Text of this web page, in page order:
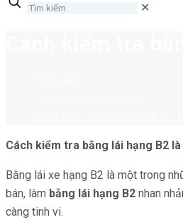
✕
Cách kiểm tra bằng lái hạng B2
Bằng lái xe hạng B2 là một trong
bán, làm bằng lái hạng B2 nhan
càng tinh vi.